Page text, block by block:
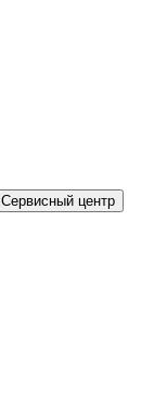
Сервисный центр